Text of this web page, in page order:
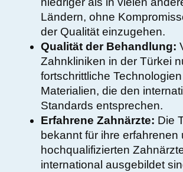
Ländern, ohne
der Qualität einzugehen.
Qualität der Behandlung:
Zahnkliniken in der Türkei
fortschrittliche
Materialien, die den
Standards entsprechen.
Erfahrene Zahnärzte: Die
bekannt für ihre erfahrenen
hochqualifizierten
international ausgebildet